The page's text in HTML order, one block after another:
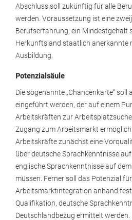
Abschluss soll zukünftig für alle
werden. Voraussetzung ist eine
Berufserfahrung, ein Mindestgehalt
Herkunftsland staatlich anerkannte
Ausbildung.
Potenzialsäule
Die sogenannte „Chancenkarte“
eingeführt werden, der auf einem
Arbeitskräften zur
Zugang zum Arbeitsmarkt
Arbeitskräfte zunächst eine
über deutsche Sprachkenntnisse
englische Sprachkenntnisse auf
müssen. Ferner soll das Potenzial
Arbeitsmarktintegration anhand
Qualifikation, deutsche
Deutschlandbezug ermittelt werden.